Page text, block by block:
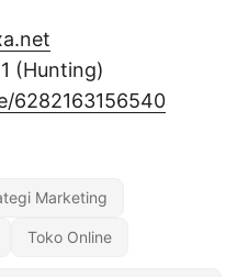
(Hunting)
6282163156540
Marketing
Toko Online